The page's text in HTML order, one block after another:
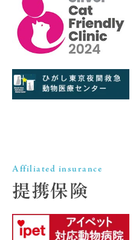
Affiliated insurance
提携保険